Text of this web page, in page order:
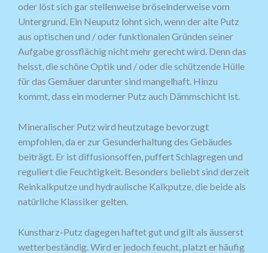
oder löst sich gar stellenweise bröselnderweise vom
Untergrund. Ein Neuputz lohnt sich, wenn der alte Putz
aus optischen und / oder funktionalen Gründen seiner
Aufgabe grossflächig nicht mehr gerecht wird. Denn das
heisst, die schöne Optik und / oder die schützende Hülle
für das Gemäuer darunter sind mangelhaft. Hinzu
kommt, dass ein moderner Putz auch Dämmschicht ist.
Mineralischer Putz wird heutzutage bevorzugt
empfohlen, da er zur Gesunderhaltung des Gebäudes
beiträgt. Er ist diffusionsoffen, puffert Schlagregen und
reguliert die Feuchtigkeit. Besonders beliebt sind derzeit
Reinkalkputze und hydraulische Kalkputze, die beide als
natürliche Klassiker gelten.
Kunstharz-Putz dagegen haftet gut und gilt als äusserst
wetterbeständig. Wird er jedoch feucht, platzt er häufig